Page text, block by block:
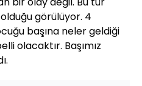
görülüyor. 4
başına neler geldiği
olacaktır. Başımız